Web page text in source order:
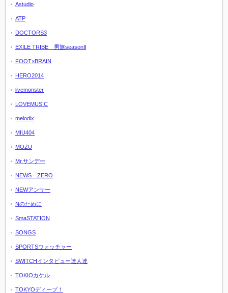
Astudio
ATP
DOCTORS3
EXILE TRIBE 男旅seasonⅡ
FOOT×BRAIN
HERO2014
livemonster
LOVEMUSIC
melodix
MIU404
MOZU
Mr.サンデー
NEWS ZERO
NEWアンサー
Nのために
SmaSTATION
SONGS
SPORTSウォッチャー
SWITCHインタビュー達人達
TOKIOカケル
TOKYOディープ！